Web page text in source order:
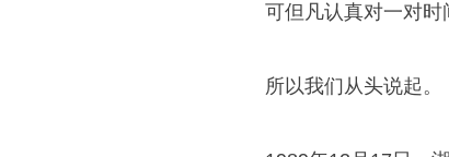
可但凡认真对一对时
所以我们从头说起。